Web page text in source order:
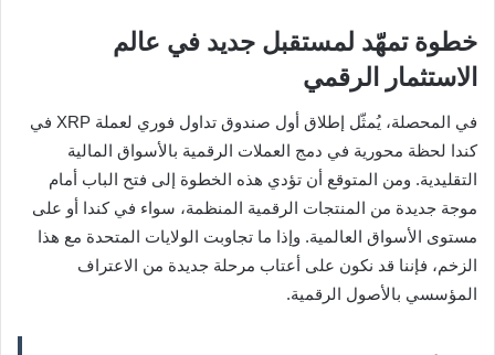
خطوة تمهّد لمستقبل جديد في عالم
الاستثمار الرقمي
في المحصلة، يُمثّل إطلاق أول صندوق تداول فوري لعملة XRP في
كندا لحظة محورية في دمج العملات الرقمية بالأسواق المالية
التقليدية. ومن المتوقع أن تؤدي هذه الخطوة إلى فتح الباب أمام
موجة جديدة من المنتجات الرقمية المنظمة، سواء في كندا أو على
مستوى الأسواق العالمية. وإذا ما تجاوبت الولايات المتحدة مع هذا
الزخم، فإننا قد نكون على أعتاب مرحلة جديدة من الاعتراف
المؤسسي بالأصول الرقمية.